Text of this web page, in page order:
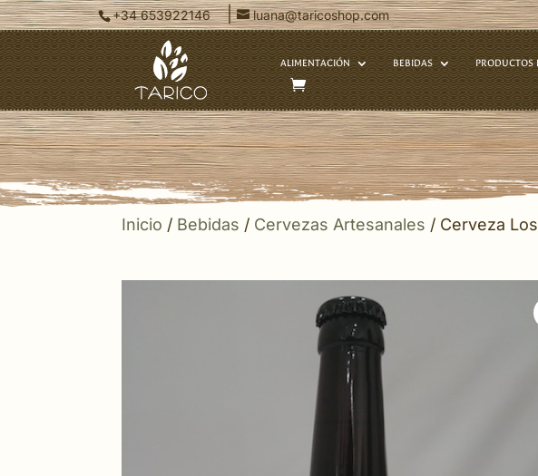
+34 653922146 | luana@taricoshop.com
ALIMENTACIÓN BEBIDAS PRODUCTOS
Inicio / Bebidas / Cervezas Artesanales / Cerveza